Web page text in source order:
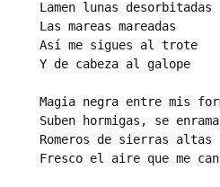
Lamen lunas desorbitadas
Las mareas mareadas
Así me sigues al trote
Y de cabeza al galope
Magia negra entre mis
Suben hormigas, se
Romeros de sierras altas
Fresco el aire que me